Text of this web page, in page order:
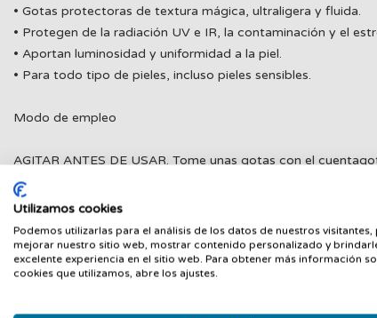
• Gotas protectoras de textura mágica, ultraligera y fluida.
• Protegen de la radiación UV e IR, la contaminación y el
• Aportan luminosidad y uniformidad a la piel.
• Para todo tipo de pieles, incluso pieles sensibles.
Modo de empleo
AGITAR ANTES DE USAR. Tome unas gotas con el
Posteriormente, aplique el maquillaje.
Nuestro clásico cuentagotas permite dosificar
No requiere una nueva aplicación del producto a lo largo
Las Gotas Mágicas Protectoras son ideales para el uso
¿POR QUÉ ES IMPORTANTE LA PROTECCIÓN DIARIA?
La contaminación y la radiación UV no solo son
presente durante todo el año, sean cuales sean las
Utilizamos cookies
Podemos utilizarlas para el análisis de los datos de nuestros visitantes,
mejorar nuestro sitio web, mostrar contenido personalizado y
excelente experiencia en el sitio web. Para obtener más información
cookies que utilizamos, abre los ajustes.